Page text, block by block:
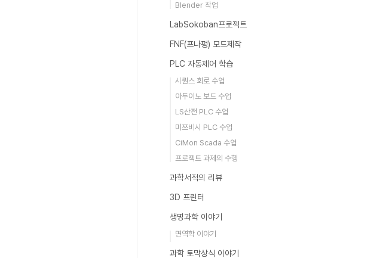
Blender 작업
LabSokoban프로젝트
FNF(프나펑) 모드제작
PLC 자동제어 학습
시퀀스 회로 수업
아두이노 보드 수업
LS산전 PLC 수업
미쯔비시 PLC 수업
CiMon Scada 수업
프로젝트 과제의 수행
과학서적의 리뷰
3D 프린터
생명과학 이야기
면역학 이야기
과학 토막상식 이야기